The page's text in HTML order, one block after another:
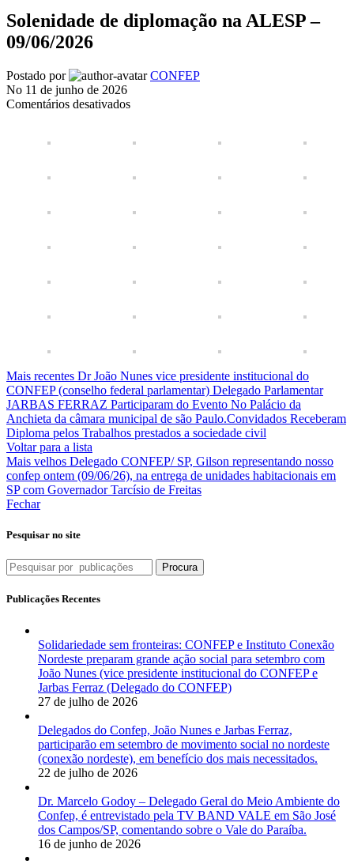
Solenidade de diplomação na ALESP –
09/06/2026
Postado por
CONFEP
No 11 de junho de 2026
Comentários desativadosem
diplomação
ALESP
Mais recentes Dr João Nunes vice presidente institucional do
CONFEP (conselho federal parlamentar) Delegado Parlamentar
JARBAS FERRAZ Participaram do Evento No Palácio da
Anchieta da câmara municipal de são Paulo.Convidados Receberam
Diploma pelos Trabalhos prestados a sociedade civil
Voltar para a lista
Mais velhos Delegado CONFEP/ SP, Gilson representando nosso
confep ontem (09/06/26), na entrega de unidades habitacionais em
SP com Governador Tarcísio de Freitas
Fechar
Pesquisar no site
Procura
Publicações Recentes
Solidariedade sem fronteiras: CONFEP e Instituto Conexão
Nordeste preparam grande ação social para setembro com
João Nunes (vice presidente institucional do CONFEP e
Jarbas Ferraz (Delegado do CONFEP)
27 de julho de 2026
Delegados do Confep, João Nunes e Jarbas Ferraz,
participarão em setembro de movimento social no nordeste
(conexão nordeste), em benefício dos mais necessitados.
22 de julho de 2026
Dr. Marcelo Godoy – Delegado Geral do Meio Ambiente do
Confep, é entrevistado pela TV BAND VALE em São José
dos Campos/SP, comentando sobre o Vale do Paraíba.
16 de junho de 2026